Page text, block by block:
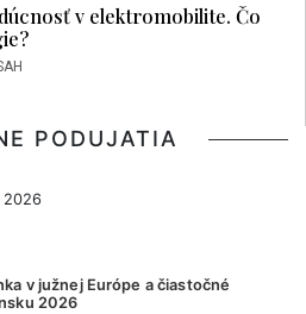
v elektromobilite. Čo
PODUJATIA
v južnej Európe a čiastočné
2026